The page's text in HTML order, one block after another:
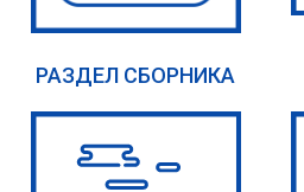
РАЗДЕЛ СБОРНИКА